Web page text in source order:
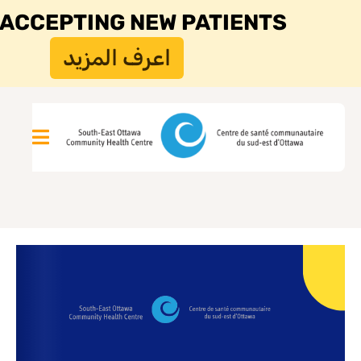
NEW PATIENTS
اعرف المزيد